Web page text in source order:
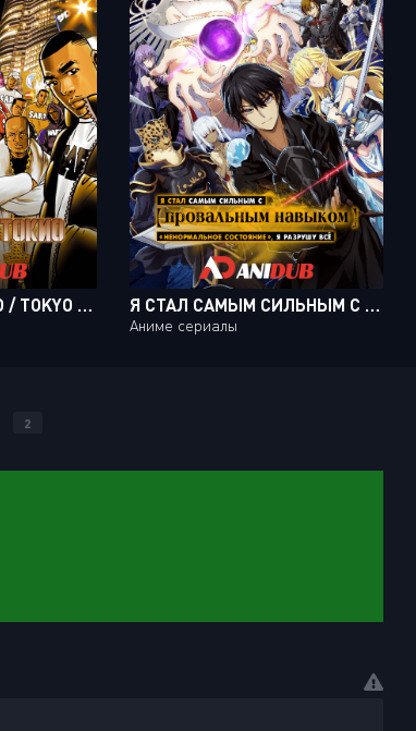
ДВЕ БАНДЫ ТОКИО / TOKYO TRIBE 2 [13 ИЗ 13] Я СТАЛ САМЫМ СИЛЬНЫМ С ПРОВАЛЬНЫМ НАВЫКОМ «НЕНОРМАЛЬНОЕ СОСТОЯНИЕ», Я РАЗРУШУ ВСЁ / HAZUREWAKU NO "JOUTAI IJOU SKILL" DE SAIKYOU NI NATTA ORE GA SUBETE WO JUURIN SURU MADE [12 ИЗ 12]
Аниме сериалы
2